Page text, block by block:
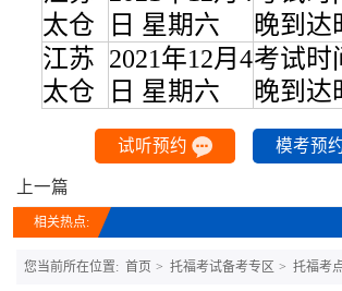
太仓
日 星期六
晚到达
江苏
太仓
2021年12月4
日 星期六
考试时
晚到达
试听预约 模考预
上一篇
相关热点:
您当前所在位置: 首页 托福考试备考专区 托福考